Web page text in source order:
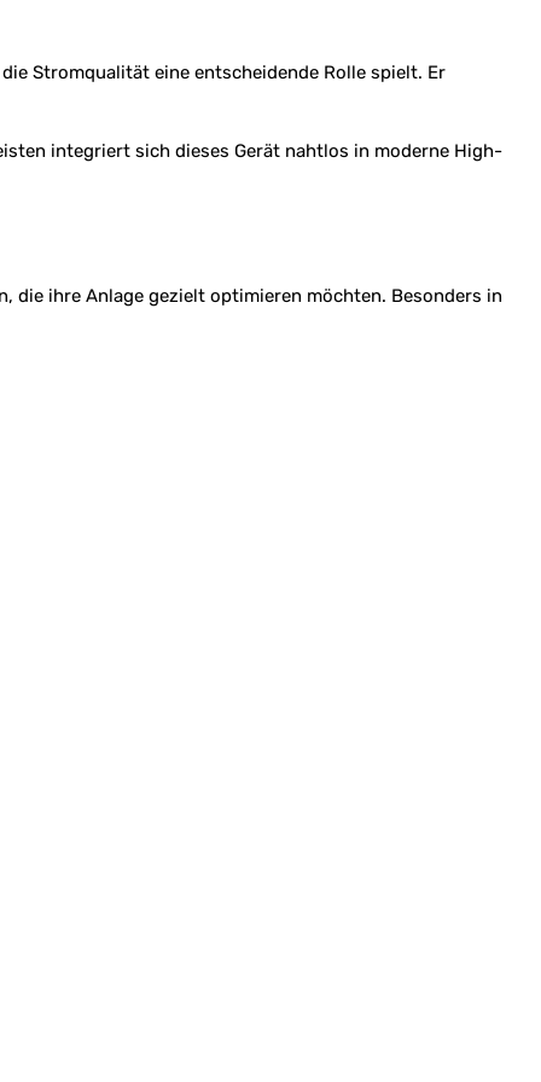
Stromqualität eine entscheidende Rolle spielt. Er
integriert sich dieses Gerät nahtlos in moderne High-
die ihre Anlage gezielt optimieren möchten. Besonders in